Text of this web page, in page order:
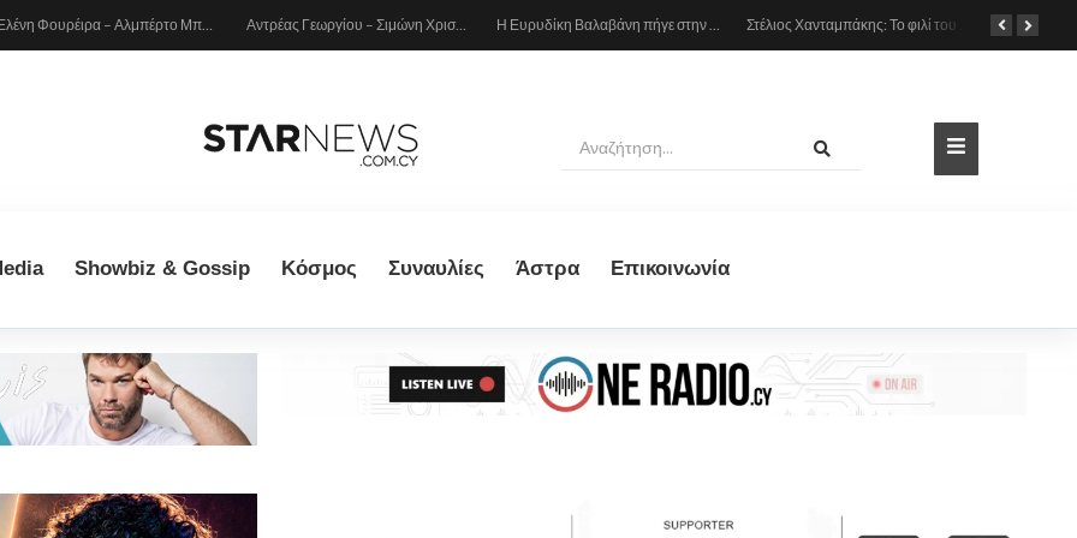
Ελένη Φουρέιρα – Αλμπέρτο Μποτία: Το οικογενειακό άλμπουμ των διακοπών τους με τον μικρό Ερμή Αντρέας Γεωργίου – Σιμώνη Χριστοδούλου: Πάρταραν στην Ίμπιζα! Η Ευρυδίκη Βαλαβάνη πήγε στην παιδική χαρά με τον γιο της, δείτε βίντεο
Showbiz & Gossip Κόσμος Συναυλίες Άστρα Eπικοινωνία